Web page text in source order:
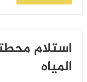
استلام
المياه